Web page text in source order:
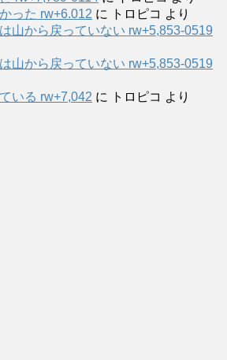
った rw+6.012 に トロピコ より
山から戻っていない rw+5,853-0519
山から戻っていない rw+5,853-0519
いる rw+7,042 に トロピコ より